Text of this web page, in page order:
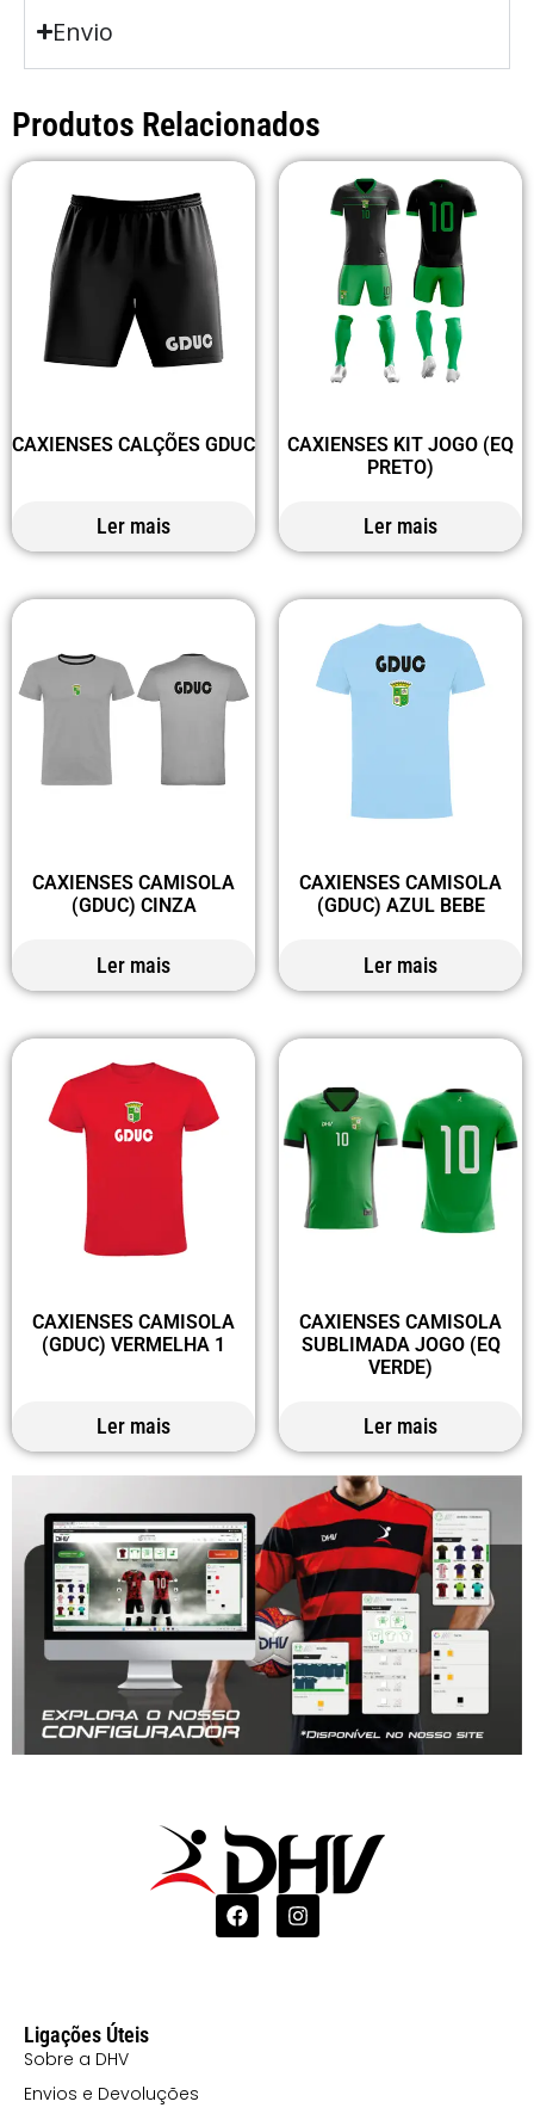
Envio
Produtos Relacionados
CAXIENSES CALÇÕES GDUC
Ler mais
CAXIENSES KIT JOGO (EQ
PRETO)
Ler mais
CAXIENSES CAMISOLA
(GDUC) CINZA
Ler mais
CAXIENSES CAMISOLA
(GDUC) AZUL BEBE
Ler mais
CAXIENSES CAMISOLA
(GDUC) VERMELHA 1
Ler mais
CAXIENSES CAMISOLA
SUBLIMADA JOGO (EQ
VERDE)
Ler mais
Ligações Úteis
Sobre a DHV
Envios e Devoluções